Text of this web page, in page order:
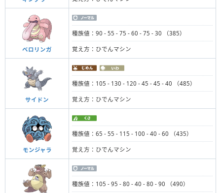
ベロリンガ
種族値：90 - 55 - 75 - 60 - 75 - 30 （385）
覚え方：ひでんマシン
サイドン
種族値：105 - 130 - 120 - 45 - 45 - 40 （485）
覚え方：ひでんマシン
モンジャラ
種族値：65 - 55 - 115 - 100 - 40 - 60 （435）
覚え方：ひでんマシン
種族値：105 - 95 - 80 - 40 - 80 - 90 （490）